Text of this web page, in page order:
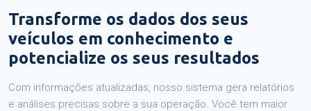
Transforme os dados dos seus
veículos em conhecimento e
potencialize os seus resultados
Com informações atualizadas, nosso sistema gera relatórios
e análises precisas sobre a sua operação. Você tem maior